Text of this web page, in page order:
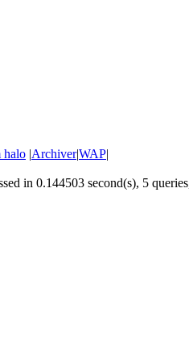
|Archiver|WAP|
in 0.144503 second(s), 5